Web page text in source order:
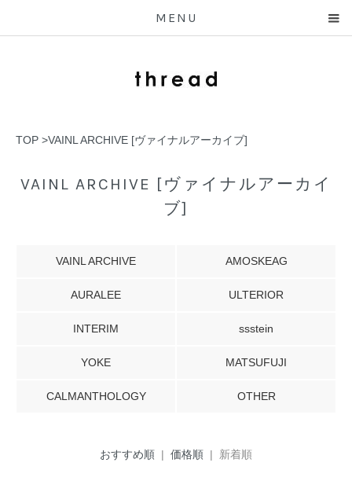
MENU
TOP >VAINL ARCHIVE [ヴァイナルアーカイブ]
VAINL ARCHIVE [ヴァイナルアーカイ
ブ]
VAINL ARCHIVE AMOSKEAG
AURALEE ULTERIOR
INTERIM ssstein
YOKE MATSUFUJI
CALMANTHOLOGY OTHER
おすすめ順 | 価格順 | 新着順